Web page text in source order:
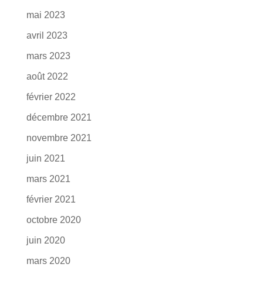
mai 2023
avril 2023
mars 2023
août 2022
février 2022
décembre 2021
novembre 2021
juin 2021
mars 2021
février 2021
octobre 2020
juin 2020
mars 2020